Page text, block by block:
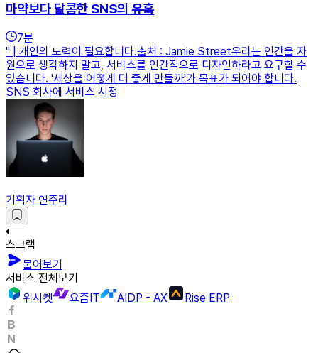
마약보다 달콤한 SNS의 유혹
7분
" | 개인의 노력이 필요합니다.출처 : Jamie Street우리는 인간을 자
원으로 생각하지 말고, 서비스를 인간적으로 디자인하라고 요구할 수
있습니다. '세상을 어떻게 더 좋게 만들까'가 목표가 되어야 합니다.
SNS 회사에 서비스 시정
기획자 연주리
스크랩
물어보기
서비스 전체보기
위시켓
요즘IT AIDP - AX Rise ERP